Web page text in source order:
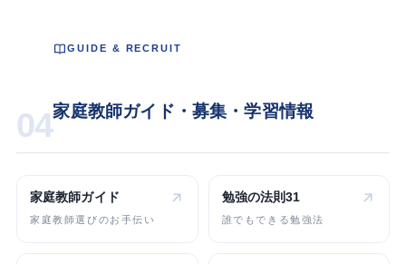
04
GUIDE & RECRUIT
家庭教師ガイド・募集・学習情報
家庭教師ガイド
家庭教師選びのお手伝い
勉強の法則31
誰でもできる勉強法